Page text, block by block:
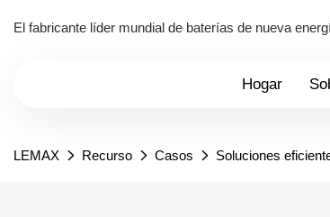
El fabricante líder mundial de baterías de nueva
Hogar
LEMAX Recurso Casos Soluciones